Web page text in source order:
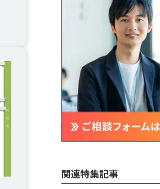
関連特集記事